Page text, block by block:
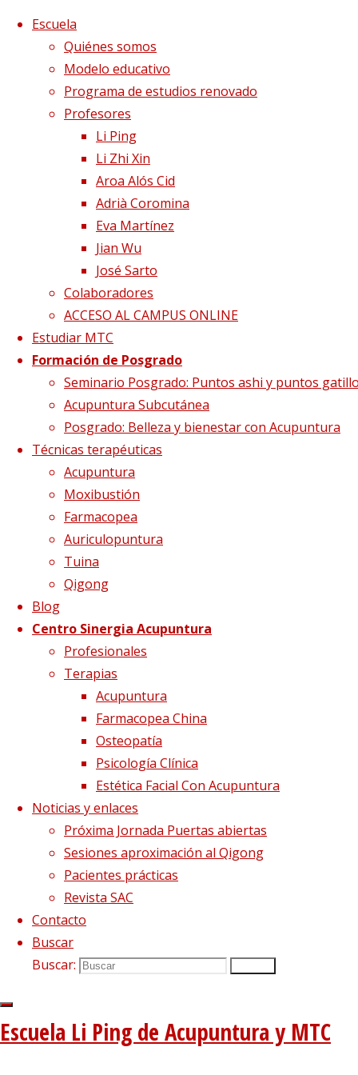
Saltar al contenido
Escuela
Quiénes somos
Modelo educativo
Programa de estudios renovado
Profesores
Li Ping
Li Zhi Xin
Aroa Alós Cid
Adrià Coromina
Eva Martínez
Jian Wu
José Sarto
Colaboradores
ACCESO AL CAMPUS ONLINE
Estudiar MTC
Formación de Posgrado
Seminario Posgrado: Puntos ashi y puntos
Acupuntura Subcutánea
Posgrado: Belleza y bienestar con Acupuntura
Técnicas terapéuticas
Acupuntura
Moxibustión
Farmacopea
Auriculopuntura
Tuina
Qigong
Blog
Centro Sinergia Acupuntura
Profesionales
Terapias
Acupuntura
Farmacopea China
Osteopatía
Psicología Clínica
Estética Facial Con Acupuntura
Noticias y enlaces
Próxima Jornada Puertas abiertas
Sesiones aproximación al Qigong
Pacientes prácticas
Revista SAC
Contacto
Buscar
Buscar:
Escuela Li Ping de Acupuntura y MTC
Página de InicioApp Li Ping
google play icono
Tamaño completo217 × 232pixelsApp Li
Ping
Imagen anterior
Imagen siguiente
Síguenos en Twitter
Tweets sobre liping_mtc
Blog – Últimos artículos
Dietética, Nutrición y Medicina china22 febrero, 2023
La decepción no mata, enseña 1 diciembre, 2020
El viento precede a todas las enfermedades de origen
externo7 agosto, 2020
Tipología del elemento Metal
Escuela de acupuntura y medicina tradicional china
|
Política de privacidad|